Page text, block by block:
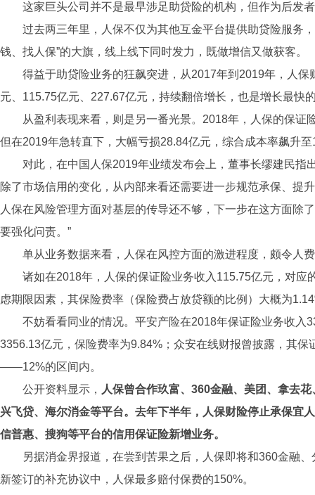
这家巨头公司并不是最早涉足助贷险的机构，但作为后发
过去两三年里，人保不仅为其他互金平台提供助贷险服务
钱、找人保”的大旗，线上线下同时发力，既做增信又做获客。
得益于助贷险业务的狂飙突进，从2017年到2019年，人保
元、115.75亿元、227.67亿元，持续翻倍增长，也是增长最快
从盈利表现来看，则是另一番光景。2018年，人保的保证
但在2019年急转直下，大幅亏损28.84亿元，综合成本率飙升至
对此，在中国人保2019年业绩发布会上，董事长缪建民指
除了市场信用的变化，从内部来看还需要进一步规范承保、提
人保在风险管理方面对基层的传导还不够，下一步在这方面除
要强化问责。”
单从业务数据来看，人保在风控方面的激进程度，颇令人
诸如在2018年，人保的保证险业务收入115.75亿元，对应
虑期限因素，其保险费率（保险费占放贷额的比例）大概为
不妨看看同业的情况。平安产险在2018年保证险业务收入
3356.13亿元，保险费率为9.84%；众安在线财报曾披露，其保
——12%的区间内。
公开资料显示， 人保曾合作玖富、360金融、美团、拿去
兴飞贷、海尔消金等平台。去年下半年，人保财险停止承保宜
信普惠、搜狗等平台的信用保证险新增业务。
另据消金界报道，在尝到苦果之后，人保即将和360金融
新签订的补充协议中，人保最多赔付保费的150%。